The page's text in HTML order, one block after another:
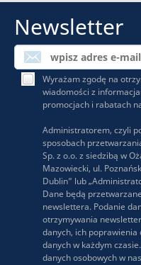
Newsletter
Wyrażam zgodę na
wiadomości z
promocjach i rabatach
Administratorem, czyli
sposobach
Sp. z o.o. z siedzibą w
Mazowiecki, ul.
Dublin” lub
Dane będą
newslettera. Podanie
otrzymywania
danych, ich
danych w każdym
danych osobowych w